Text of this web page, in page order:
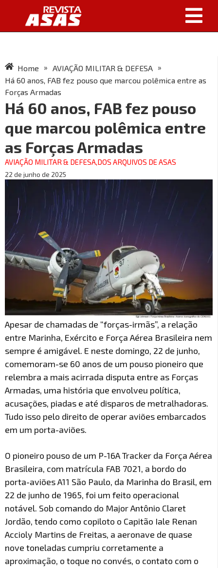
Home » AVIAÇÃO MILITAR & DEFESA »
Há 60 anos, FAB fez pouso que marcou polêmica entre as
Forças Armadas
Há 60 anos, FAB fez pouso
que marcou polêmica entre
as Forças Armadas
AVIAÇÃO MILITAR & DEFESA,DOS ARQUIVOS DE ASAS
22 de junho de 2025
Apesar de chamadas de “forças-irmãs”, a relação
entre Marinha, Exército e Força Aérea Brasileira nem
sempre é amigável. E neste domingo, 22 de junho,
comemoram-se 60 anos de um pouso pioneiro que
relembra a mais acirrada disputa entre as Forças
Armadas, uma história que envolveu política,
acusações, piadas e até disparos de metralhadoras.
Tudo isso pelo direito de operar aviões embarcados
em um porta-aviões.
O pioneiro pouso de um P-16A Tracker da Força Aérea
Brasileira, com matrícula FAB 7021, a bordo do
porta-aviões A11 São Paulo, da Marinha do Brasil, em
22 de junho de 1965, foi um feito operacional
notável. Sob comando do Major Antônio Claret
Jordão, tendo como copiloto o Capitão Iale Renan
Accioly Martins de Freitas, a aeronave de quase
nove toneladas cumpriu corretamente a
aproximação, o toque no convés, o contato com o